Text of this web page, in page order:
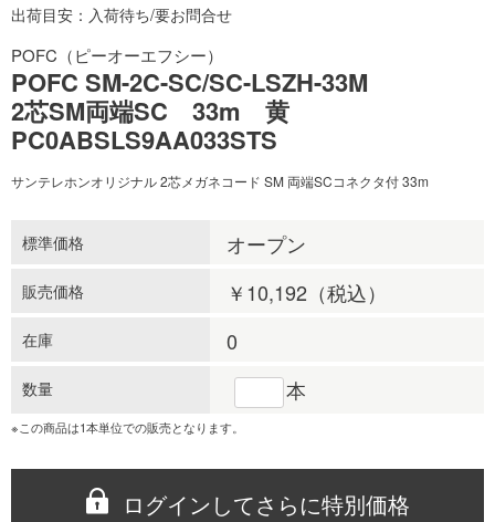
出荷目安：入荷待ち/要お問合せ
POFC（ピーオーエフシー）
POFC SM-2C-SC/SC-LSZH-33M
2芯SM両端SC 33m 黄
PC0ABSLS9AA033STS
サンテレホンオリジナル 2芯メガネコード SM 両端SCコネクタ付 33m
標準価格 オープン
販売価格 ￥10,192 （税込）
在庫 0
数量 本
※この商品は1本単位での販売となります。
ログインしてさらに特別価格